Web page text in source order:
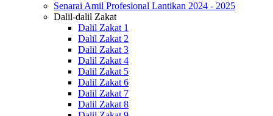
Senarai Amil Profesional Lantikan 2024 - 2025
Dalil-dalil Zakat
Dalil Zakat 1
Dalil Zakat 2
Dalil Zakat 3
Dalil Zakat 4
Dalil Zakat 5
Dalil Zakat 6
Dalil Zakat 7
Dalil Zakat 8